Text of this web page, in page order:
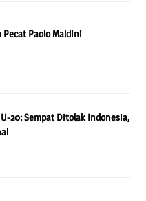
Pecat Paolo Maldini
20: Sempat Ditolak Indonesia,